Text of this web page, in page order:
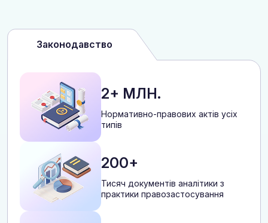
Законодавство
2+ МЛН.
Нормативно-правових актів усіх
типів
200+
Тисяч документів аналітики з
практики правозастосування